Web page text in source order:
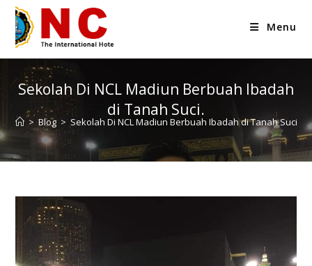
Menu
Sekolah Di NCL Madiun Berbuah Ibadah
di Tanah Suci.
> Blog > Sekolah Di NCL Madiun Berbuah Ibadah di Tanah Suci.